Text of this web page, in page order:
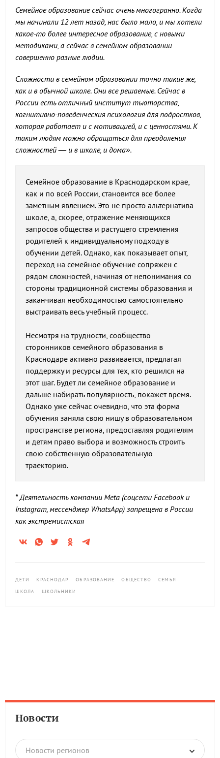
Семейное образование сейчас очень многогранно. Когда
мы начинали 12 лет назад, нас было мало, и мы хотели
какое-то более интересное образование, с новыми
методиками, а сейчас в семейном образовании
совершенно разные людии.
Сложности в семейном образовании точно такие же,
как и в обычной школе. Они все решаемые. Сейчас в
России есть отличный институт тьюторства,
когнитивно-поведенческия психология для подростков,
которая работает и с мотивацией, и с ценностями. К
таким людям можно обращаться для преодоления
сложностей — и в школе, и дома».
Семейное образование в Краснодарском крае,
как и по всей России, становится все более
заметным явлением. Это не просто альтернатива
школе, а, скорее, отражение меняющихся
запросов общества и растущего стремления
родителей к индивидуальному подходу в
обучении детей. Однако, как показывает опыт,
переход на семейное обучение сопряжен с
рядом сложностей, начиная от непонимания со
стороны традиционной системы образования и
заканчивая необходимостью самостоятельно
выстраивать весь учебный процесс.
Несмотря на трудности, сообщество
сторонников семейного образования в
Краснодаре активно развивается, предлагая
поддержку и ресурсы для тех, кто решился на
этот шаг. Будет ли семейное образование и
дальше набирать популярность, покажет время.
Однако уже сейчас очевидно, что эта форма
обучения заняла свою нишу в образовательном
пространстве региона, предоставляя родителям
и детям право выбора и возможность строить
свою собственную образовательную
траекторию.
* Деятельность компании Meta (соцсети Facebook и
Instagram, мессенджер WhatsApp) запрещена в России
как экстремистская
ДЕТИ КРАСНОДАР ОБРАЗОВАНИЕ ОБЩЕСТВО
СЕМЬЯ
ШКОЛА
ШКОЛЬНИКИ
Новости
Новости регионов